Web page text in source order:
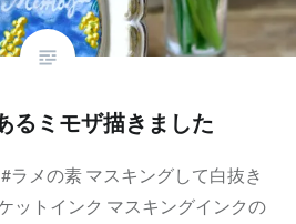
るミモザ描きました
メの素 マスキングして白抜き
ットインク マスキングインクの